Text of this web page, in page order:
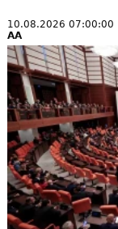
10.08.2026 07:00:00
AA